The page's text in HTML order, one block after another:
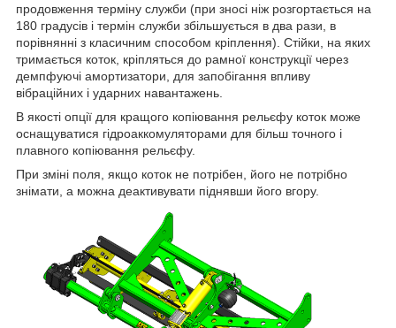
продовження терміну служби (при зносі ніж розгортається на
180 градусів і термін служби збільшується в два рази, в
порівнянні з класичним способом кріплення). Стійки, на яких
тримається коток, кріпляться до рамної конструкції через
демпфуючі амортизатори, для запобігання впливу
вібраційних і ударних навантажень.
В якості опції для кращого копіювання рельєфу коток може
оснащуватися гідроаккомуляторами для більш точного і
плавного копіювання рельєфу.
При зміні поля, якщо коток не потрібен, його не потрібно
знімати, а можна деактивувати піднявши його вгору.